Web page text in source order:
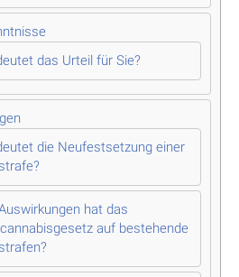
das Urteil für Sie?
die Neufestsetzung einer
hat das
auf bestehende